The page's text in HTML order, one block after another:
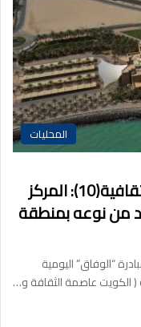
المحليات
مبادرة الوفاق| معالم الكويت الثقافية(10): المركز
من نوعه بمنطقة
“الوفاق” اليومية
( الكويت عاصمة الثقافة و…